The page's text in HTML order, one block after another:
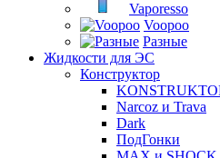
Vaporesso
Voopoo
Разные
Жидкости для ЭС
Конструктор
Narcoz и Trava
Dark
ПодГонки